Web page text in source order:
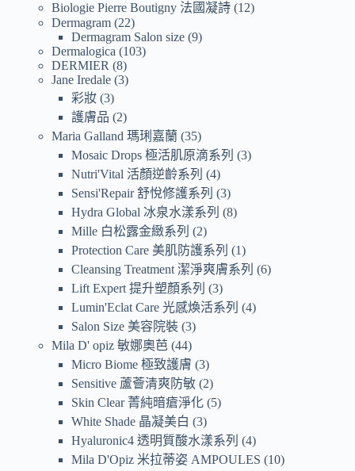
Biologie Pierre Boutigny 法國凝詩 12
Dermagram 22
Dermagram Salon size 9
Dermalogica 103
DERMIER 8
Jane Iredale 3
彩妝 3
護膚品 2
Maria Galland 瑪琍嘉蘭
35
Mosaic Drops 極活肌原滴系列
3
Nutri'Vital 活顏逆齡系列
4
Sensi'Repair 舒悅修護系列
3
Hydra Global 冰泉水漾系列
8
Mille 白松露金緻系列
2
Protection Care 美肌防護系列
1
Cleansing Treatment 潔淨爽膚系列
6
Lift Expert 提升塑顏系列
3
Lumin'Eclat Care 光感煥活系列
4
Salon Size 美容院裝 3
Mila D' opiz 敏娜奧芭 44
Micro Biome 極致護膚 3
Sensitive 蘆薈清爽防敏 2
Skin Clear 菁純暗瘡淨化 5
White Shade 晶凝美白
3
Hyaluronic4 透明質酸水漾系列
4
Mila D'Opiz 米拉蒂姿 AMPOULES
10